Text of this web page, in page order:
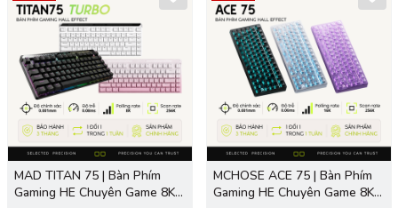
MAD TITAN 75 | Bàn Phím
Gaming HE Chuyên Game 8K |
MCHOSE ACE 75 | Bàn Phím
Gaming HE Chuyên Game 8K |